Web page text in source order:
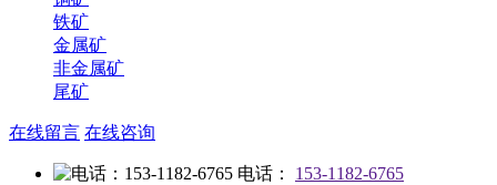
铁矿
金属矿
非金属矿
尾矿
在线留言 在线咨询
电话：
153-1182-6765